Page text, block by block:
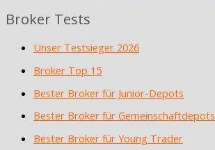
Broker Tests
Unser Testsieger 2026
Broker Top 15
Bester Broker für Junior-Depots
Bester Broker für Gemeinschaftdepots
Bester Broker für Young Trader